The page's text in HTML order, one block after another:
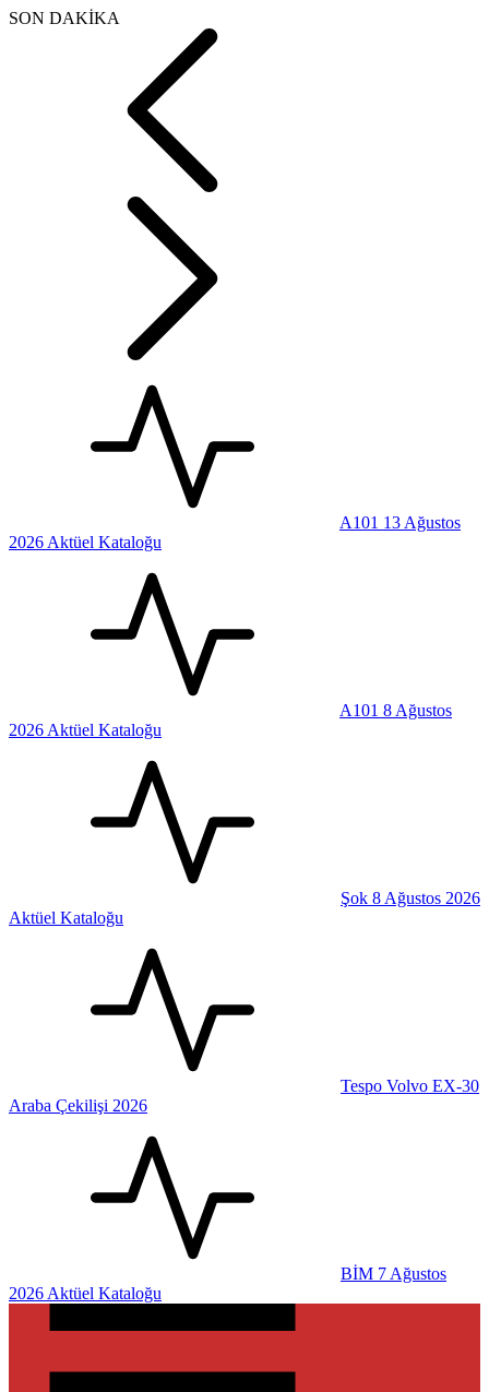
SON DAKİKA
A101 13 Ağustos
2026 Aktüel Kataloğu
A101 8 Ağustos
2026 Aktüel Kataloğu
Şok 8 Ağustos 2026
Aktüel Kataloğu
Tespo Volvo EX-30
Araba Çekilişi 2026
BİM 7 Ağustos
2026 Aktüel Kataloğu